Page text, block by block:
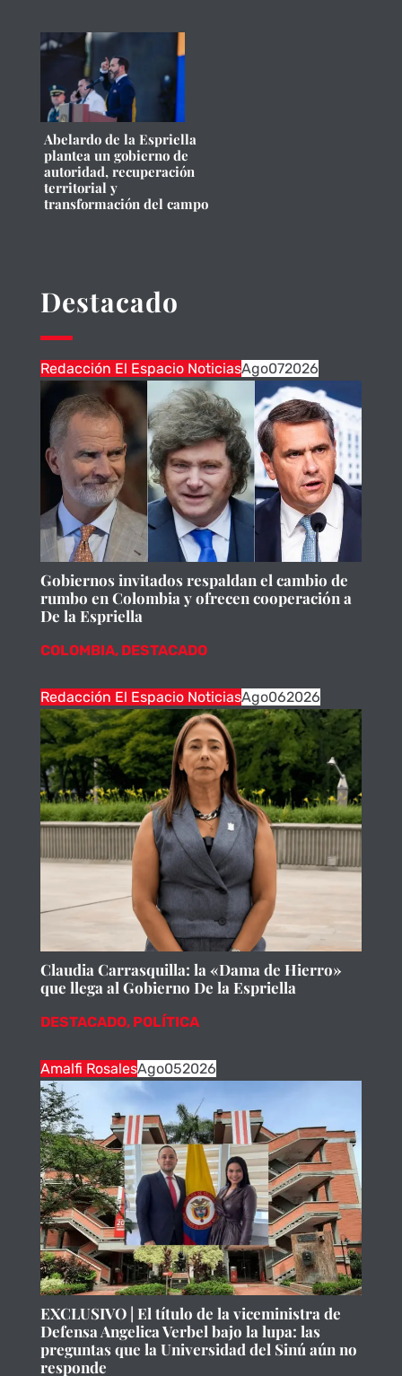
Abelardo de la Espriella
plantea un gobierno de
autoridad, recuperación
territorial y
transformación del campo
Destacado
Redacción El Espacio NoticiasAgo072026
Gobiernos invitados respaldan el cambio de
rumbo en Colombia y ofrecen cooperación a
De la Espriella
COLOMBIA, DESTACADO
Redacción El Espacio NoticiasAgo062026
Claudia Carrasquilla: la «Dama de Hierro»
que llega al Gobierno De la Espriella
DESTACADO, POLÍTICA
Amalfi RosalesAgo052026
EXCLUSIVO | El título de la viceministra de
Defensa Angelica Verbel bajo la lupa: las
preguntas que la Universidad del Sinú aún no
responde